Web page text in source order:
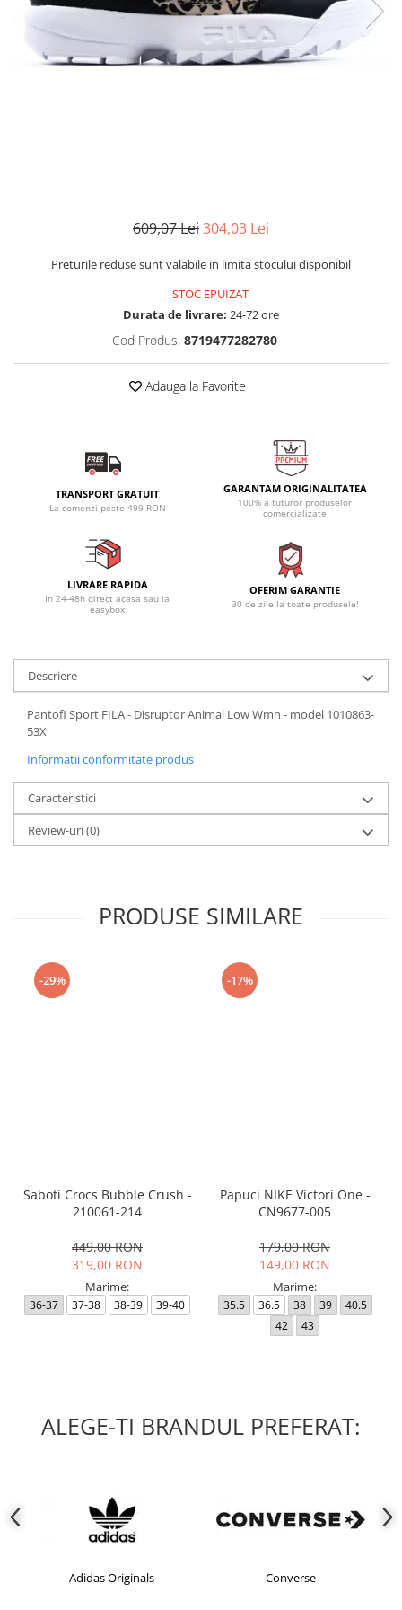
MAIOURI
CAMASI
BLUGI
JACHETE ȘI GECI SPORT
VESTE
MAIOURI
PANTALONI SCURȚI
MAIOURI
BLUGI LUNGI
crocs Jibbitz
FULARE
Graviton
Emporio Armani EA7
Ultimate Kombat
Jachete de primavara-toamna
609,07 Lei304,03 Lei
Preturile reduse sunt valabile in limita stocului disponibil
STOC EPUIZAT
Durata de livrare: 24-72 ore
Cod Produs: 8719477282780
Adauga la Favorite
TRANSPORT GRATUIT
La comenzi peste 499 RON
GARANTAM ORIGINALITATEA
100% a tuturor produselor
comercializate
LIVRARE RAPIDA
In 24-48h direct acasa sau la
easybox
OFERIM GARANTIE
30 de zile la toate produsele!
Descriere
Pantofi Sport FILA - Disruptor Animal Low Wmn - model 1010863-
53X
Informatii conformitate produs
Caracteristici
Review-uri(0)
PRODUSE SIMILARE
-29%
Saboti Crocs Bubble Crush -
210061-214
449,00 RON
319,00 RON
Marime:
36-37 37-38 38-39 39-40
-17%
Papuci NIKE Victori One -
CN9677-005
179,00 RON
149,00 RON
Marime:
35.5 36.5 38 39
40.5
42
43
ALEGE-TI BRANDUL PREFERAT:
Adidas Originals Converse